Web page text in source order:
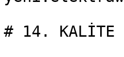
# 14. KALİTE